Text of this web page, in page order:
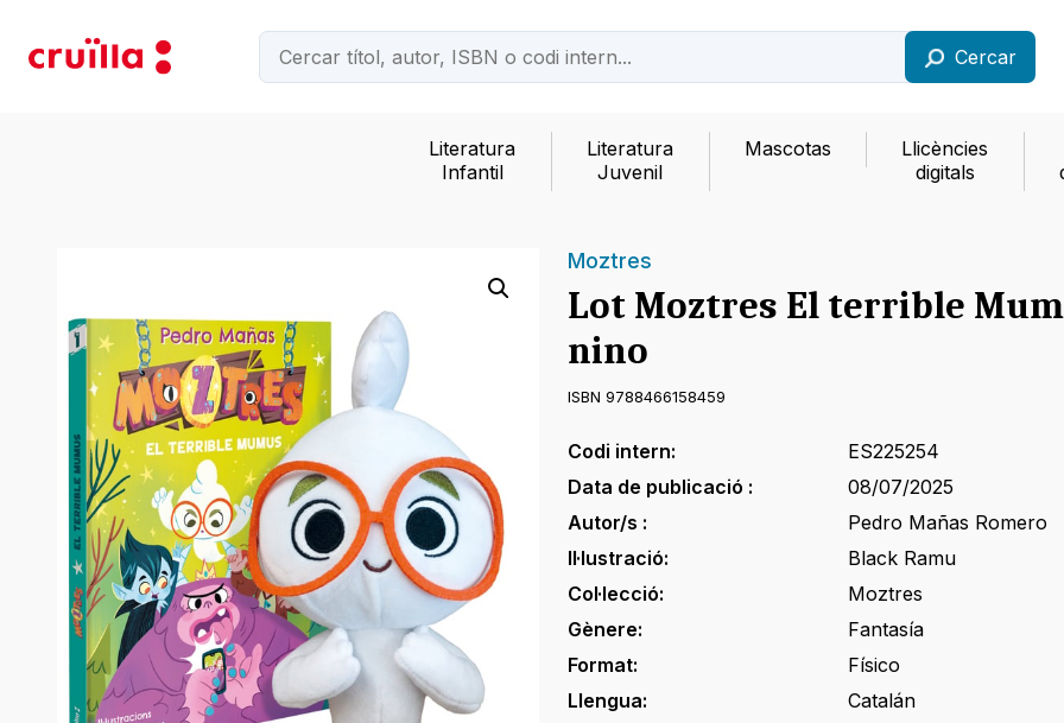
Cercar
Literatura
Infantil
Literatura
Juvenil
Mascotas
Llicències
digitals
Moztres
Lot Moztres El terrible
nino
ISBN 9788466158459
Codi intern:
ES225254
Data de publicació :
08/07/2025
Autor/s :
Pedro Mañas Romero
Il·lustració:
Black Ramu
Col·lecció:
Moztres
Gènere:
Fantasía
Format:
Físico
Llengua:
Catalán